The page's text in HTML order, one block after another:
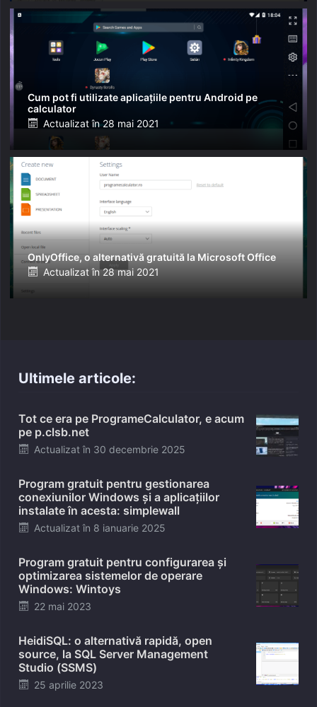
Cum pot fi utilizate aplicațiile pentru Android pe
calculator
Posted
on
Actualizat în 28 mai 2021
OnlyOffice, o alternativă gratuită la Microsoft Office
Posted
Actualizat în 28 mai 2021
Ultimele articole:
Tot ce era pe ProgrameCalculator, e acum
pe p.clsb.net
Posted
Actualizat în 30 decembrie 2025
Program gratuit pentru gestionarea
conexiunilor Windows și a aplicațiilor
instalate în acesta: simplewall
Posted
Actualizat în 8 ianuarie 2025
Program gratuit pentru configurarea și
optimizarea sistemelor de operare
Windows: Wintoys
Posted
22 mai 2023
HeidiSQL: o alternativă rapidă, open
source, la SQL Server Management
Studio (SSMS)
Posted
25 aprilie 2023